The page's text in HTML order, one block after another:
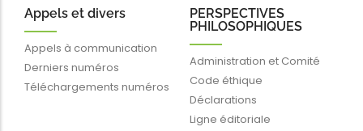
Appels et divers
Appels à communication
Derniers numéros
Téléchargements numéros
PERSPECTIVES
PHILOSOPHIQUES
Administration et Comité
Code éthique
Déclarations
Ligne éditoriale